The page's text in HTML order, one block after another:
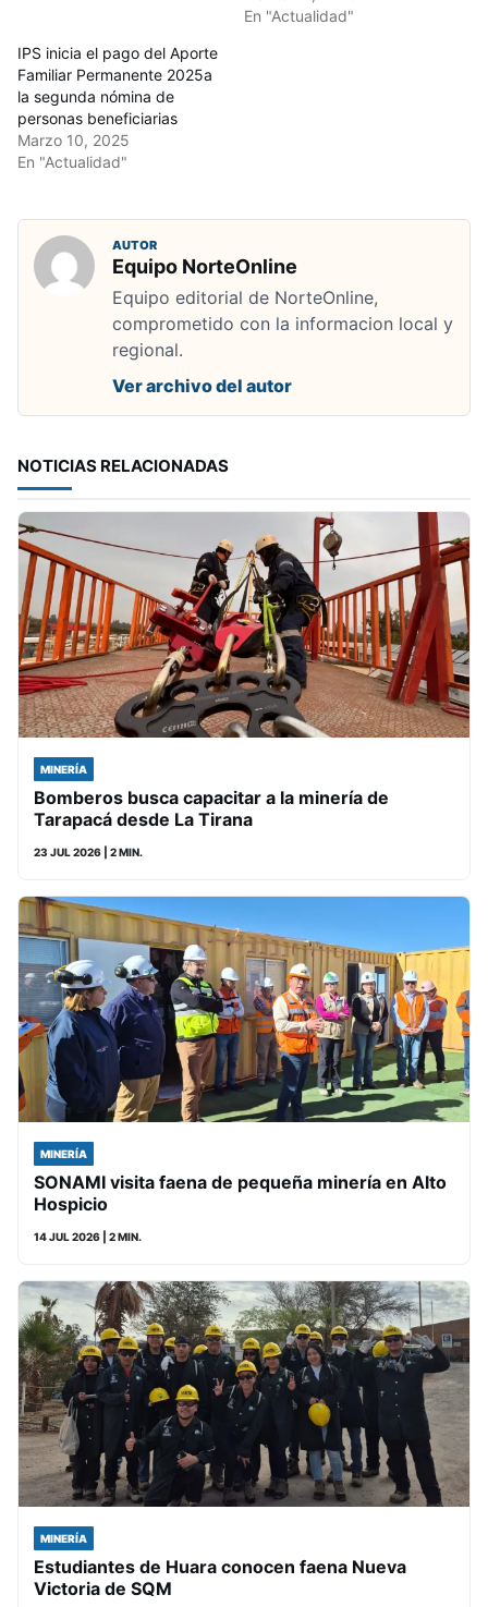
En "Actualidad"
IPS inicia el pago del Aporte
Familiar Permanente 2025a
la segunda nómina de
personas beneficiarias
Marzo 10, 2025
En "Actualidad"
AUTOR
Equipo NorteOnline
Equipo editorial de NorteOnline,
comprometido con la informacion local y
regional.
Ver archivo del autor
NOTICIAS RELACIONADAS
MINERÍA
Bomberos busca capacitar a la minería de
Tarapacá desde La Tirana
23 JUL 2026 | 2 MIN.
MINERÍA
SONAMI visita faena de pequeña minería en Alto
Hospicio
14 JUL 2026 | 2 MIN.
MINERÍA
Estudiantes de Huara conocen faena Nueva
Victoria de SQM